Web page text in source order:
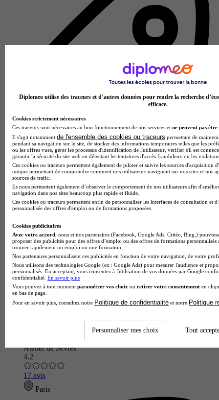
École d'art
Voir l’établissement
Atelier de Sèvres
4.2
17 avis
Paris
Diplomeo utilise des traceurs et d’autres données pour rendre la recherche
efficace.
Cookies strictement nécessaires
Ces traceurs sont nécessaires au bon fonctionnement de nos services et ne peuvent pas être
Il s'agit notamment de l'ensemble des cookies ou traceurs permettant de
pendant sa navigation sur le site, de stocker des informations temporaires telles que les
ou les offres vues, gérer les processus d'identification de l'utilisateur, vérifier s'il est
garantir la sécurité du site web en détectant les tentatives d'accès frauduleux ou les
Ces cookies ou traceurs permettent également de piloter et suivre les sources d'acquisition
unique permettant de comprendre comment nos utilisateurs naviguent sur nos sites et nos
sources de trafic.
Ils nous permettent également d’observer le comportement de nos utilisateurs afin
navigation dans nos sites beaucoup plus rapide et fluide.
Ces cookies ou traceurs permettent enfin de personnaliser les interfaces de consultation et
personnalisée des offres d'emploi ou de formations proposées.
Cookies publicitaires
Avec votre accord , nous et nos partenaires (Facebook, Google Ads, Critéo, Bing,)
proposer des publicités pour des offres d’emploi ou des offres de formations
trouver rapidement un emploi ou une formation.
Nos partenaires personnalisent ces publicités en fonction de votre navigation, de votre
Nous utilisons des technologies Google (ex : Google Ads) pour mesurer l'audience et
personnalisés. En acceptant, vous consentez à l'utilisation de vos données par Google
confidentialité. En savoir plus
Vous pouvez à tout moment paramétrer vos choix ou retirer votre consentement en
en bas de page.
Pour en savoir plus, consultez notre Politique de confidentialité et notre Politique
Personnaliser mes choix Tout